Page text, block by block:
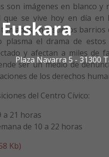
Euskara
Plaza Navarra 5 - 31300
son imágenes en blanco y
que se vive hoy en día en
en distintos barrios
plasma el drama de estos
y afectan a miles de
ser un medio de
de los derechos
del Centro Cívico:
a 21 horas
de 10 a 22 horas
Kb)